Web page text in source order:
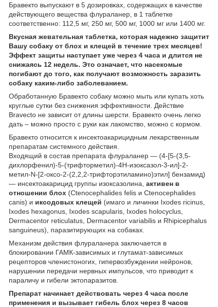
Бравекто выпускают в 5 дозировках, содержащих в качестве
действующего вещества флураланер, в 1 таблетке
соответственно: 112,5 мг, 250 мг, 500 мг, 1000 мг или 1400 мг.
Вкусная жевательная таблетка, которая надежно защитит
Вашу собаку от блох и клещей в течение трех месяцев!
Эффект защиты наступает уже через 4 часа и длится не
снижаясь 12 недель. Это означает, что насекомые
погибают до того, как получают возможность заразить
собаку каким-либо заболеванием.
Обработанную Бравекто собаку можно мыть или купать хоть
круглые сутки без снижения эффективности. Действие
Bravecto не зависит от длины шерсти. Бравекто очень легко
дать – можно просто с руки как лакомство, можно с кормом.
Бравекто относится к инсектоакарицидным лекарственным
препаратам системного действия.
Входящий в состав препарата флураланер — (4-[5-(3,5-
дихлорфенил)-5-(трифторметил)-4Н-изоксазол-3-ил]-2-
метил-N-[2-оксо-2-(2,2,2-трифторэтиламино)этил] бензамид)
— инсектоакарицид группы изоксазолина, активен в
отношении блох (Ctenocephalides felis и Ctenocephalides
canis) и иксодовых клещей (имаго и личинки Ixodes ricinus,
Ixodes hexagonus, Ixodes scapularis, Ixodes holocyclus,
Dermacentor reticulatus, Dermacentor variabilis и Rhipicephalus
sanguineus), паразитирующих на собаках.
Механизм действия флураланера заключается в
блокировании ГАМК-зависимых и глутамат-зависимых
рецепторов членистоногих, гипервозбуждении нейронов,
нарушении передачи нервных импульсов, что приводит к
параличу и гибели эктопаразитов.
Препарат начинает действовать через 4 часа после
применения и вызывает гибель блох через 8 часов